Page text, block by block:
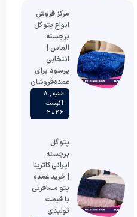
مرکز فروش
انواع پتو گل
برجسته
الماس |
انتخابی
پرسود برای
عمده‌فروشان
شنبه , 8
آگوست
2026
پتو گل
برجسته
ایرانی کاترینا
| خرید عمده
پتو مسافرتی
با قیمت
تولیدی